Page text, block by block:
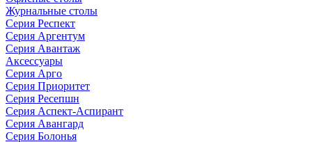
Журнальные столы
Серия Респект
Серия Аргентум
Серия Авантаж
Аксессуары
Серия Арго
Серия Приоритет
Серия Ресепшн
Серия Аспект-Аспирант
Серия Авангард
Серия Болонья